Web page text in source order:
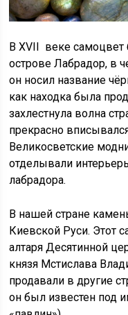
В XVII веке самоцвет
острове Лабрадор, в
он носил название
как находка была
захлестнула волна
прекрасно
Великосветские
отделывали
лабрадора.
В нашей стране
Киевской Руси. Этот
алтаря Десятинной
князя Мстислава
продавали в другие
он был известен под